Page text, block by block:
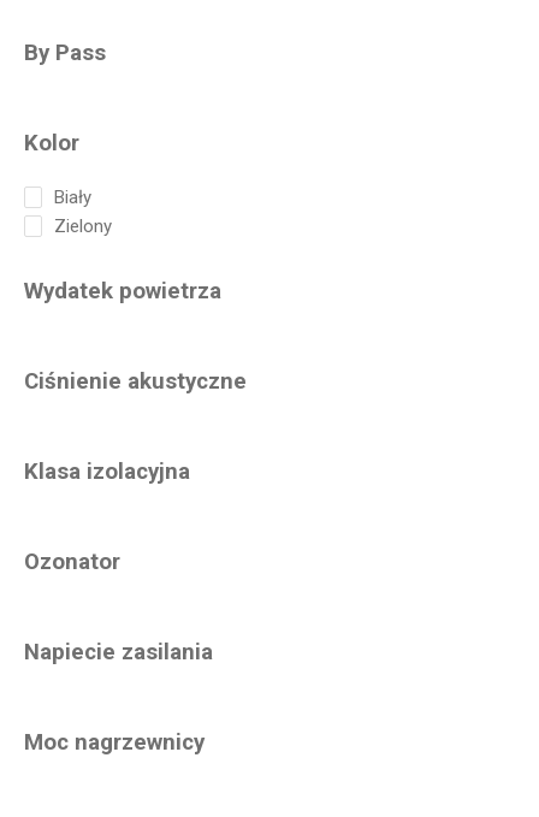
By Pass
Kolor
Biały
Zielony
Wydatek powietrza
Ciśnienie akustyczne
Klasa izolacyjna
Ozonator
Napiecie zasilania
Moc nagrzewnicy